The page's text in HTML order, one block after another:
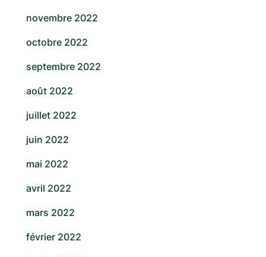
novembre 2022
octobre 2022
septembre 2022
août 2022
juillet 2022
juin 2022
mai 2022
avril 2022
mars 2022
février 2022